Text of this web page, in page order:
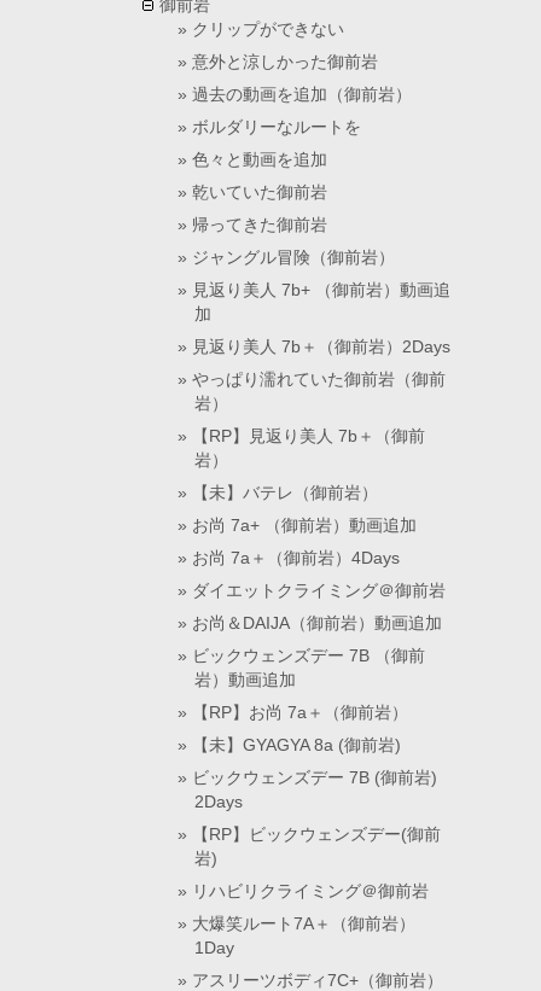
御前岩
クリップができない
意外と涼しかった御前岩
過去の動画を追加（御前岩）
ボルダリーなルートを
色々と動画を追加
乾いていた御前岩
帰ってきた御前岩
ジャングル冒険（御前岩）
見返り美人 7b+ （御前岩）動画追
加
見返り美人 7b＋（御前岩）2Days
やっぱり濡れていた御前岩（御前
岩）
【RP】見返り美人 7b＋（御前
岩）
【未】バテレ（御前岩）
お尚 7a+ （御前岩）動画追加
お尚 7a＋（御前岩）4Days
ダイエットクライミング＠御前岩
お尚＆DAIJA（御前岩）動画追加
ビックウェンズデー 7B （御前
岩）動画追加
【RP】お尚 7a＋（御前岩）
【未】GYAGYA 8a (御前岩)
ビックウェンズデー 7B (御前岩)
2Days
【RP】ビックウェンズデー(御前
岩)
リハビリクライミング＠御前岩
大爆笑ルート7A＋（御前岩）
1Day
アスリーツボディ7C+（御前岩）